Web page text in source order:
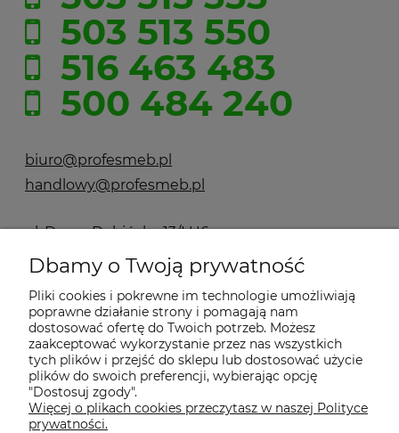
503 513 550
516 463 483
500 484 240
biuro@profesmeb.pl
handlowy@profesmeb.pl
ul. Droga Dębińska 13/LU6
O firmie
Realizacje
Moje konto
Dbamy o Twoją prywatność
Pliki cookies i pokrewne im technologie umożliwiają
poprawne działanie strony i pomagają nam
dostosować ofertę do Twoich potrzeb. Możesz
zaakceptować wykorzystanie przez nas wszystkich
tych plików i przejść do sklepu lub dostosować użycie
plików do swoich preferencji, wybierając opcję
"Dostosuj zgody".
Więcej o plikach cookies przeczytasz w naszej Polityce
prywatności.